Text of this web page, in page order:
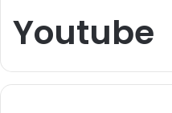
Youtube